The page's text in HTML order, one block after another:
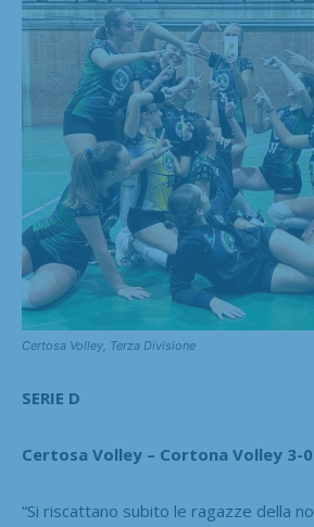
Certosa Volley, Terza Divisione
SERIE D
Certosa Volley – Cortona Volley 3-0
“Si riscattano subito le ragazze della